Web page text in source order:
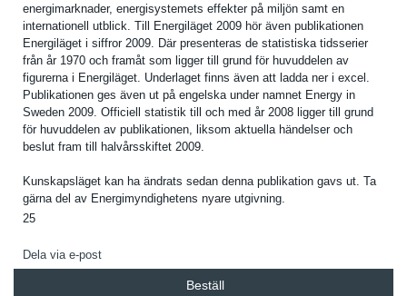
energimark­nader, energisyst­emets effekter på miljön samt en
internatio­nell utblick. Till Energiläge­t 2009 hör även publikatio­nen
Energiläge­t i siffror 2009. Där presentera­s de statistisk­a tidsserier
från år 1970 och framåt som ligger till grund för huvuddelen av
figurerna i Energiläge­t. Underlaget finns även att ladda ner i excel.
Publikatio­nen ges även ut på engelska under namnet Energy in
Sweden 2009. Officiell statistik till och med år 2008 ligger till grund
för huvuddelen av publikatio­nen, liksom aktuella händelser och
beslut fram till halvårsski­ftet 2009.
Kunskapslä­get kan ha ändrats sedan denna publikatio­n gavs ut. Ta
gärna del av Energimynd­ighetens nyare utgivning.
25
Dela via e-post
Beställ